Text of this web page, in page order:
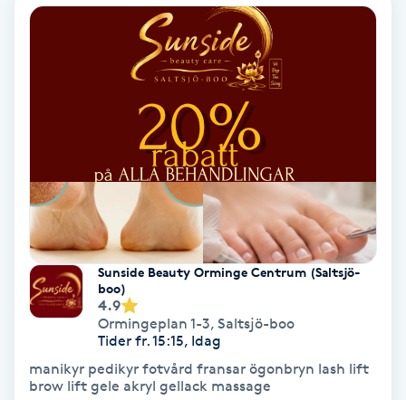
Sklerosering
Skoinlägg
Skägg
Skäggfärgning
Sunside Beauty Orminge Centrum (Saltsjö-
boo)
4.9
Ormingeplan 1-3, Saltsjö-boo
Tider fr. 15:15, Idag
manikyr pedikyr fotvård fransar ögonbryn lash lift
brow lift gele akryl gellack massage